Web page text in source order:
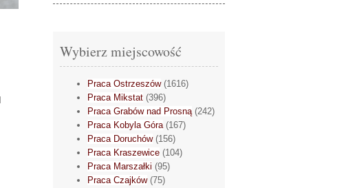
Wybierz miejscowość
Praca Ostrzeszów(1616)
Praca Mikstat (396)
Praca Grabów nad Prosną(242)
Praca Kobyla Góra(167)
Praca Doruchów(156)
Praca Kraszewice (104)
Praca Marszałki (95)
Praca Czajków(75)